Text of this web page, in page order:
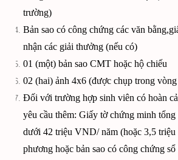
trường)
Bản sao có công chứng các văn
nhận các giải thưởng (nếu có)
01 (một) bản sao CMT hoặc hộ chiếu
02 (hai) ảnh 4x6 (được chụp trong
Đối với trường hợp sinh viên có hoàn
yêu cầu thêm: Giấy tờ chứng minh
dưới 42 triệu VND/ năm (hoặc 3,5
phương hoặc bản sao có công chứng